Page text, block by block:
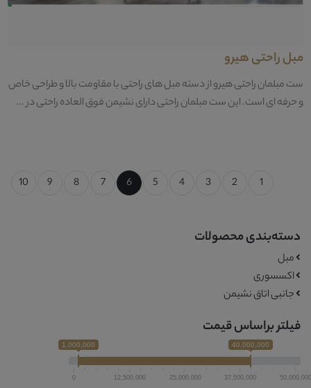
دسته‌بندی محصولات
مبل
اکسسوری
جانبی اتاق نشیمن
فیلتر براساس قیمت
1,000,000 40,000,000
0 12,500,000 25,000,000 37,500,000 50,000,000
مبل راحتی هیرو
ست مبلمان راحتی هیرو از دسته مبل های راحتی با مقاومت بالا و طراحی خاص
و حرفه ای است. این ست مبلمان راحتی دارای نشیمن فوق العاده راحتی در ...
1
2
3
4
5
6
7
8
9
10